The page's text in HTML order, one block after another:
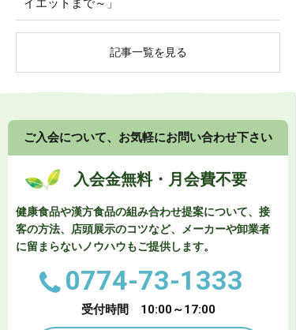
イエットまで～」
記事一覧を見る
ご入会について、お気軽にお問い合わせ下さい
入会金無料・月会費不要
健康食品や漢方食品の組み合わせ提案について、接
客の方法、店頭展示のコツなど、
メーカーや卸業者
に留まらないノウハウもご提供します。
0774-73-1333
受付時間 10:00～17:00